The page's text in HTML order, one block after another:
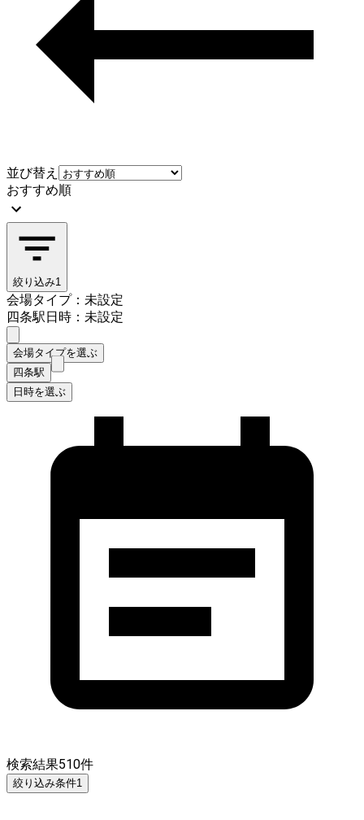
並び替え
おすすめ順
絞り込み1
会場タイプ：未設定
四条駅日時：未設定
会場タイプを選ぶ
四条駅
日時を選ぶ
検索結果510件
絞り込み条件1